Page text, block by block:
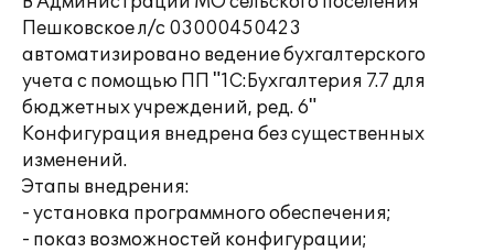
Пешковское л/с 03000450423
автоматизировано ведение бухгалтерского
учета с помощью ПП "1С:Бухгалтерия 7.7 для
бюджетных учреждений, ред. 6"
Конфигурация внедрена без существенных
изменений.
Этапы внедрения:
- установка программного обеспечения;
- показ возможностей конфигурации;